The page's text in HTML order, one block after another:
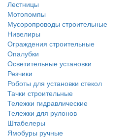
Лестницы
Мотопомпы
Мусоропроводы строительные
Нивелиры
Ограждения строительные
Опалубки
Осветительные установки
Резчики
Роботы для установки стекол
Тачки строительные
Тележки гидравлические
Тележки для рулонов
Штабелеры
Ямобуры ручные